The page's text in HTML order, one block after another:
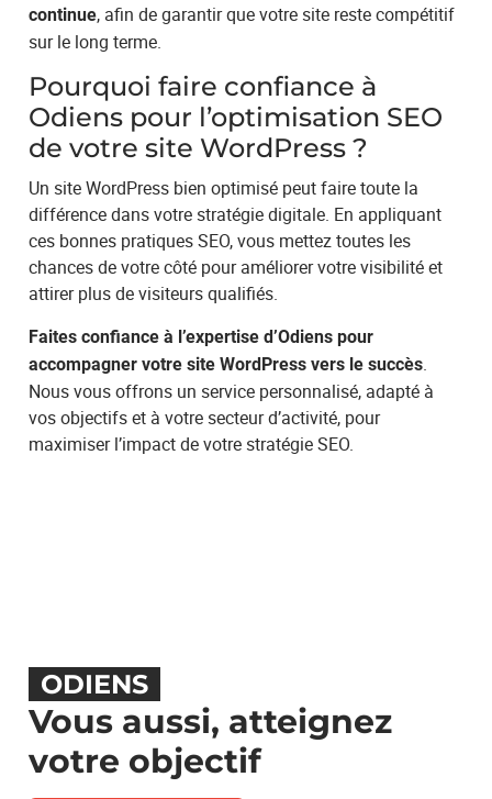
continue, afin de garantir que votre site reste compétitif
sur le long terme.
Pourquoi faire confiance à
Odiens pour l’optimisation SEO
de votre site WordPress ?
Un site WordPress bien optimisé peut faire toute la
différence dans votre stratégie digitale. En appliquant
ces bonnes pratiques SEO, vous mettez toutes les
chances de votre côté pour améliorer votre visibilité et
attirer plus de visiteurs qualifiés.
Faites confiance à l’expertise d’Odiens pour
accompagner votre site WordPress vers le succès.
Nous vous offrons un service personnalisé, adapté à
vos objectifs et à votre secteur d’activité, pour
maximiser l’impact de votre stratégie SEO.
ODIENS
Vous aussi, atteignez
votre objectif